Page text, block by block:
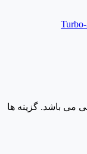
می باشد. گزینه ها